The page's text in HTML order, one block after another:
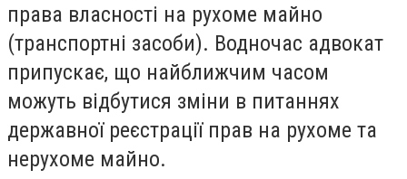
права власності на рухоме майно
(транспортні засоби). Водночас адвокат
припускає, що найближчим часом
можуть відбутися зміни в питаннях
державної реєстрації прав на рухоме та
нерухоме майно.